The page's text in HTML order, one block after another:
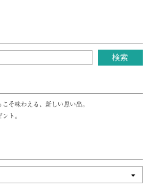
そ味わえる、新しい思い出。
ト。